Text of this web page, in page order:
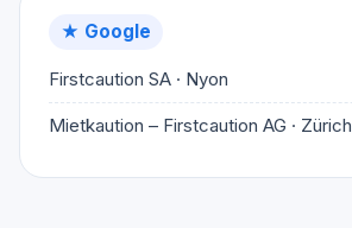
★ Google
Firstcaution SA · Nyon
Mietkaution – Firstcaution AG · Zürich